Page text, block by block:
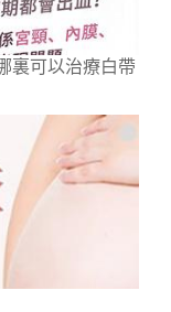
裏可以治療白帶